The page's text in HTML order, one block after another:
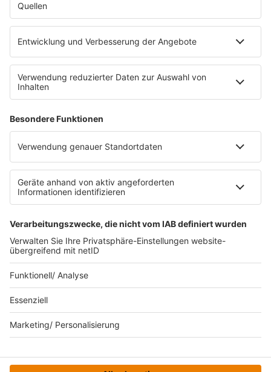
WERBUNG
Leistungen und Produkte
Ansprechpartner
RECHTLICHES
Impressum
Datenschutz
Datenschutzeinstellungen
Datenverarbeitung bei Gewinnspielen
Teilnahmebedingungen
Bildnachweise
KI-Leitlinie
© bigFM - Eine Marke der Audiotainment Südwest GmbH &
Co. KG